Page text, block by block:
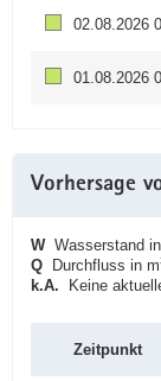
02.08.2026
01.08.2026
Vorhersage
WWasserstand
Q Durchfluss in m
k.A. Keine
Zeitpunkt